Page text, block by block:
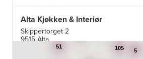
Alta Kjøkken & Interiør
Skippertorget 2
9515 Alta
99007242 105
51
5